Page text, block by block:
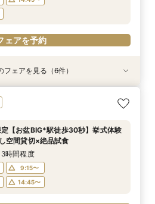
ェアを予約
ェアを予約
ェアを予約
ェアを予約
ェアを予約
動画あり
場見学＞心躍る花嫁の第一歩♪ゆっ
学会
9:15〜
18:00〜
ェアを予約
おすすめ*少人数W★】挙式×贅沢試
し体験
14:30〜
ェアを予約
ト婚【支持率NO,1】ペットも安心
14:30〜
18:00〜
ェアを予約
オンライン相談会】スマホで簡単！
付き
13:30〜
ェアを予約
方◎】シェフ渾身コース試食＆おも
典
9:15〜
ェアを予約
予算のリアル大公開！本番コーデ×
待付
14:30〜
ェアを予約
フェアを見る（6件）
定【お盆BIG*駅徒歩30秒】挙式体験
空間貸切×絶品試食
時間程度
9:15〜
14:45〜